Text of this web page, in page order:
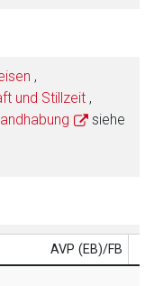
,
und Stillzeit ,
siehe
AVP (EB)/FB